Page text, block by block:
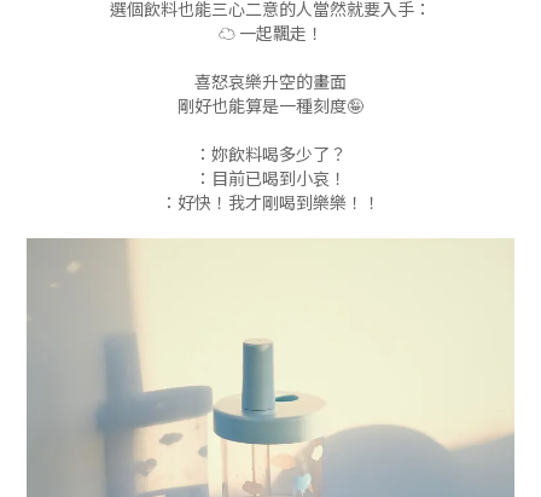
選個飲料也能三心二意的人當然就要入手：
☁️ 一起飄走！
喜怒哀樂升空的畫面
剛好也能算是一種刻度🤪
：妳飲料喝多少了？
：目前已喝到小哀！
：好快！我才剛喝到樂樂！！